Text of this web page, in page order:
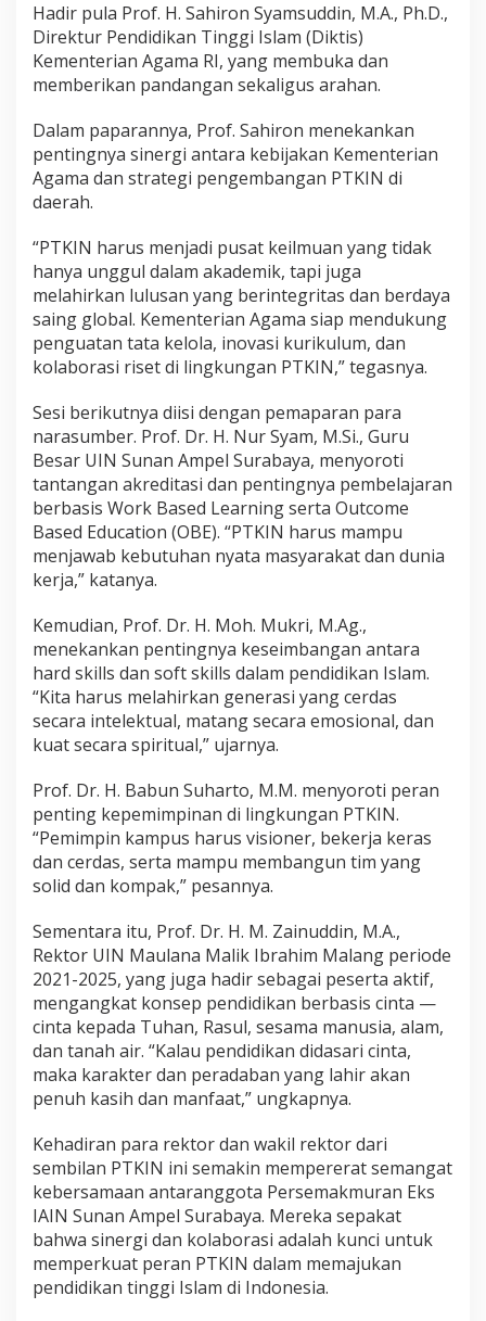
Hadir pula Prof. H. Sahiron Syamsuddin, M.A., Ph.D.,
Direktur Pendidikan Tinggi Islam (Diktis)
Kementerian Agama RI, yang membuka dan
memberikan pandangan sekaligus arahan.
Dalam paparannya, Prof. Sahiron menekankan
pentingnya sinergi antara kebijakan Kementerian
Agama dan strategi pengembangan PTKIN di
daerah.
“PTKIN harus menjadi pusat keilmuan yang tidak
hanya unggul dalam akademik, tapi juga
melahirkan lulusan yang berintegritas dan berdaya
saing global. Kementerian Agama siap mendukung
penguatan tata kelola, inovasi kurikulum, dan
kolaborasi riset di lingkungan PTKIN,” tegasnya.
Sesi berikutnya diisi dengan pemaparan para
narasumber. Prof. Dr. H. Nur Syam, M.Si., Guru
Besar UIN Sunan Ampel Surabaya, menyoroti
tantangan akreditasi dan pentingnya pembelajaran
berbasis Work Based Learning serta Outcome
Based Education (OBE). “PTKIN harus mampu
menjawab kebutuhan nyata masyarakat dan dunia
kerja,” katanya.
Kemudian, Prof. Dr. H. Moh. Mukri, M.Ag.,
menekankan pentingnya keseimbangan antara
hard skills dan soft skills dalam pendidikan Islam.
“Kita harus melahirkan generasi yang cerdas
secara intelektual, matang secara emosional, dan
kuat secara spiritual,” ujarnya.
Prof. Dr. H. Babun Suharto, M.M. menyoroti peran
penting kepemimpinan di lingkungan PTKIN.
“Pemimpin kampus harus visioner, bekerja keras
dan cerdas, serta mampu membangun tim yang
solid dan kompak,” pesannya.
Sementara itu, Prof. Dr. H. M. Zainuddin, M.A.,
Rektor UIN Maulana Malik Ibrahim Malang periode
2021-2025, yang juga hadir sebagai peserta aktif,
mengangkat konsep pendidikan berbasis cinta —
cinta kepada Tuhan, Rasul, sesama manusia, alam,
dan tanah air. “Kalau pendidikan didasari cinta,
maka karakter dan peradaban yang lahir akan
penuh kasih dan manfaat,” ungkapnya.
Kehadiran para rektor dan wakil rektor dari
sembilan PTKIN ini semakin mempererat semangat
kebersamaan antaranggota Persemakmuran Eks
IAIN Sunan Ampel Surabaya. Mereka sepakat
bahwa sinergi dan kolaborasi adalah kunci untuk
memperkuat peran PTKIN dalam memajukan
pendidikan tinggi Islam di Indonesia.